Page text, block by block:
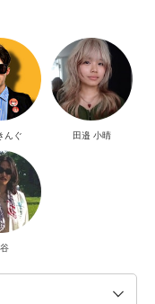
んぐ 田邉 小晴